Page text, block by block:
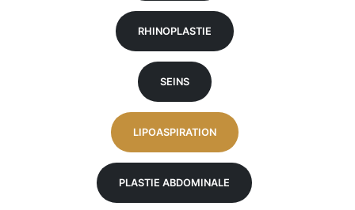
RHINOPLASTIE
SEINS
LIPOASPIRATION
PLASTIE ABDOMINALE